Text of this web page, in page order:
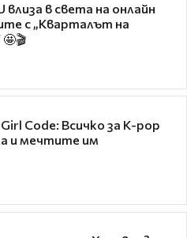
влиза в света на онлайн
с „Кварталът на
Code: Всичко за K-pop
и мечтите им